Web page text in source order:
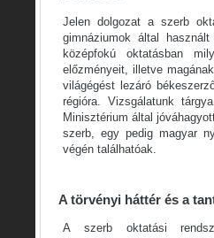
Jelen dolgozat a szerb
gimnáziumok által
középfokú oktatásban
előzményeit, illetve
világégést lezáró
régióra. Vizsgálatunk
Minisztérium által
szerb, egy pedig magyar
végén találhatóak.
A törvényi háttér és a
A szerb oktatási